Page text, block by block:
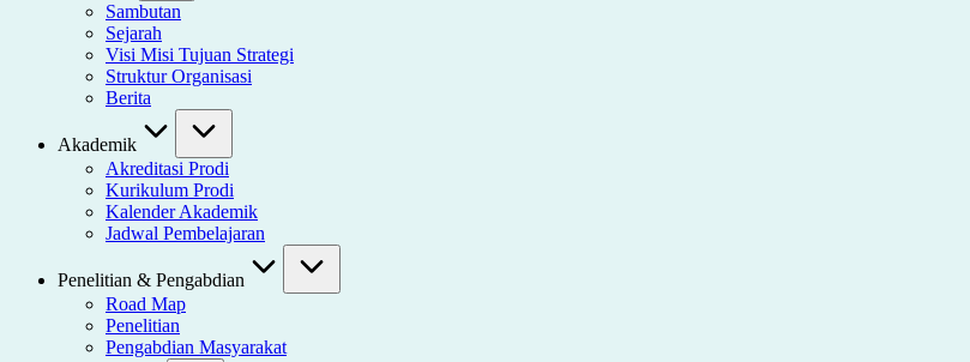
Sambutan
Sejarah
Visi Misi Tujuan Strategi
Struktur Organisasi
Berita
Akademik
Akreditasi Prodi
Kurikulum Prodi
Kalender Akademik
Jadwal Pembelajaran
Penelitian & Pengabdian
Road Map
Penelitian
Pengabdian Masyarakat